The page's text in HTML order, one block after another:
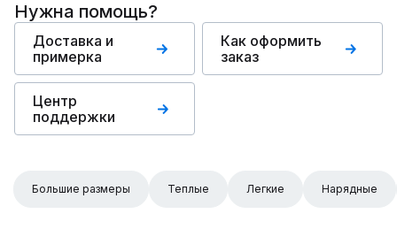
Нужна помощь?
Доставка и
примерка
Как оформить
заказ
Центр
поддержки
Большие размеры Теплые Легкие Нарядные